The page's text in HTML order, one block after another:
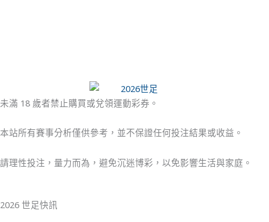
未滿 18 歲者禁止購買或兌領運動彩券。
本站所有賽事分析僅供參考，並不保證任何投注結果或收益。
請理性投注，量力而為，避免沉迷博彩，以免影響生活與家庭。
2026 世足快訊